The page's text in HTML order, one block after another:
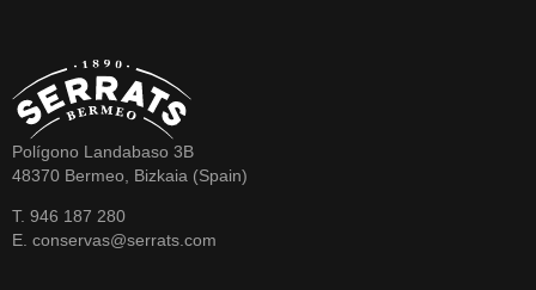
Polígono Landabaso 3B
48370 Bermeo, Bizkaia (Spain)
T. 946 187 280
E. conservas@serrats.com